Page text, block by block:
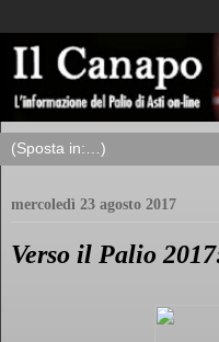
mercoledì 23 agosto 2017
Verso il Palio